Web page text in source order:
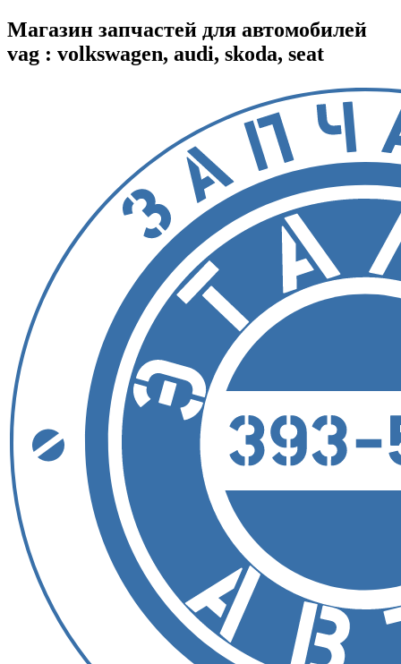
Магазин запчастей для автомобилей
vag : volkswagen, audi, skoda, seat